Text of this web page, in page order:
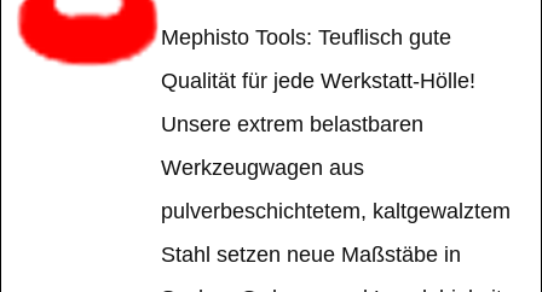
Mephisto Tools: Teuflisch gute
Qualität für jede Werkstatt-Hölle!
Unsere extrem belastbaren
Werkzeugwagen aus
pulverbeschichtetem, kaltgewalztem
Stahl setzen neue Maßstäbe in